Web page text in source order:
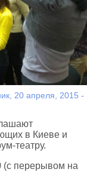
20 апреля, 2015 -
в Киеве и
театру.
(с перерывом на